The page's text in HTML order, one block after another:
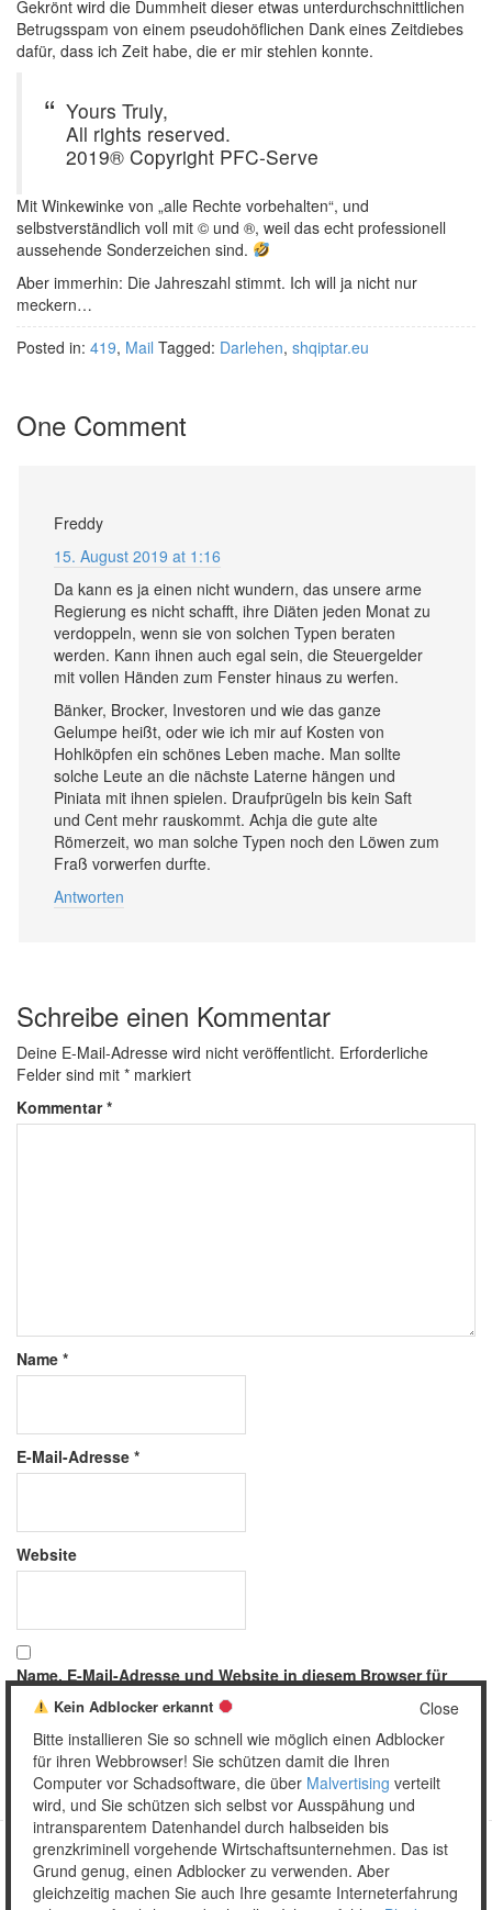
Gekrönt wird die Dummheit dieser etwas unterdurchschnittlichen
Betrugsspam von einem pseudohöflichen Dank eines Zeitdiebes
dafür, dass ich Zeit habe, die er mir stehlen konnte.
Yours Truly,
All rights reserved.
2019® Copyright PFC-Serve
Mit Winkewinke von „alle Rechte vorbehalten“, und
selbstverständlich voll mit © und ®, weil das echt professionell
aussehende Sonderzeichen sind.
Aber immerhin: Die Jahreszahl stimmt. Ich will ja nicht nur
meckern…
Posted in: 419, Mail Tagged: Darlehen, shqiptar.eu
One Comment
Freddy
15. August 2019 at 1:16
Da kann es ja einen nicht wundern, das unsere arme
Regierung es nicht schafft, ihre Diäten jeden Monat zu
verdoppeln, wenn sie von solchen Typen beraten
werden. Kann ihnen auch egal sein, die Steuergelder
mit vollen Händen zum Fenster hinaus zu werfen.
Bänker, Brocker, Investoren und wie das ganze
Gelumpe heißt, oder wie ich mir auf Kosten von
Hohlköpfen ein schönes Leben mache. Man sollte
solche Leute an die nächste Laterne hängen und
Piniata mit ihnen spielen. Draufprügeln bis kein Saft
und Cent mehr rauskommt. Achja die gute alte
Römerzeit, wo man solche Typen noch den Löwen zum
Fraß vorwerfen durfte.
Antworten
Schreibe einen Kommentar
Deine E-Mail-Adresse wird nicht veröffentlicht. Erforderliche
Felder sind mit * markiert
Kommentar*
Name *
E-Mail-Adresse *
Website
Name, E-Mail-Adresse und Website in diesem Browser für
meinen nächsten Kommentar speichern.
Copyright © 2026 Unser täglich Spam.
MobileWordPress Theme by themehall.com
Close
Kein Adblocker erkannt
Bitte installieren Sie so schnell wie möglich einen Adblocker
für ihren Webbrowser! Sie schützen damit die Ihren
Computer vor Schadsoftware, die über Malvertising verteilt
wird, und Sie schützen sich selbst vor Ausspähung und
intransparentem Datenhandel durch halbseiden bis
grenzkriminell vorgehende Wirtschaftsunternehmen. Das ist
Grund genug, einen Adblocker zu verwenden. Aber
gleichzeitig machen Sie auch Ihre gesamte Interneterfahrung